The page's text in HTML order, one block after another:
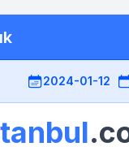
2024-01-12